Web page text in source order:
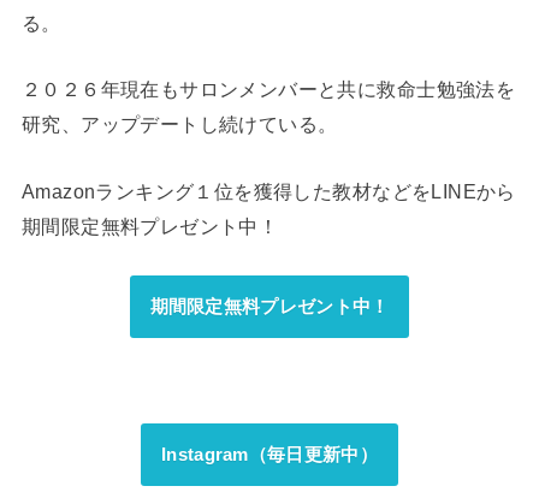
る。
２０２６年現在もサロンメンバーと共に救命士勉強法を
研究、アップデートし続けている。
Amazonランキング１位を獲得した教材などをLINEから
期間限定無料プレゼント中！
期間限定無料プレゼント中！
Instagram（毎日更新中）